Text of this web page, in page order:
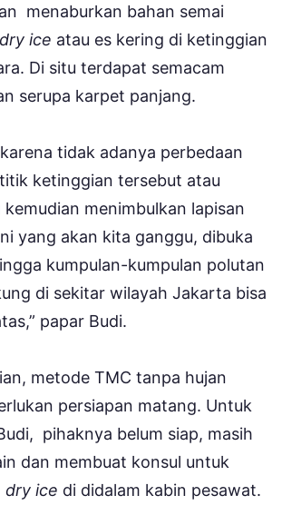
menaburkan bahan semai
dry ice atau es kering di ketinggian
Di situ terdapat semacam
serupa karpet panjang.
tidak adanya perbedaan
ketinggian tersebut atau
menimbulkan lapisan
yang akan kita ganggu, dibuka
kumpulan-kumpulan polutan
di sekitar wilayah Jakarta bisa
papar Budi.
metode TMC tanpa hujan
persiapan matang. Untuk
pihaknya belum siap, masih
dan membuat konsul untuk
dry ice di didalam kabin pesawat.